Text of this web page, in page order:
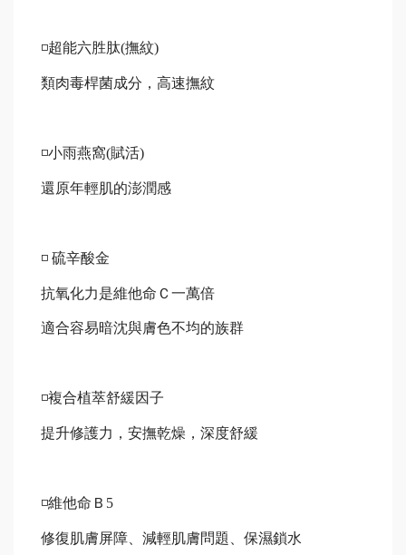
◽️超能六胜肽(撫紋)
類肉毒桿菌成分，高速撫紋
◽️小雨燕窩(賦活)
還原年輕肌的澎潤感
◽️ 硫辛酸金
抗氧化力是維他命Ｃ一萬倍
適合容易暗沈與膚色不均的族群
◽️複合植萃舒緩因子
提升修護力，安撫乾燥，深度舒緩
◽️維他命Ｂ 5
修復肌膚屏障、減輕肌膚問題、保濕鎖水